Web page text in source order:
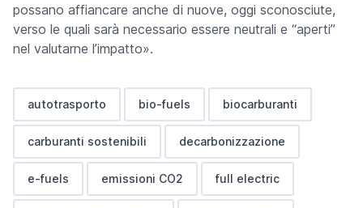
possano affiancare anche di nuove, oggi sconosciute,
verso le quali sarà necessario essere neutrali e “aperti”
nel valutarne l’impatto».
autotrasporto bio-fuels biocarburanti
carburanti sostenibili decarbonizzazione
e-fuels emissioni CO2 full electric